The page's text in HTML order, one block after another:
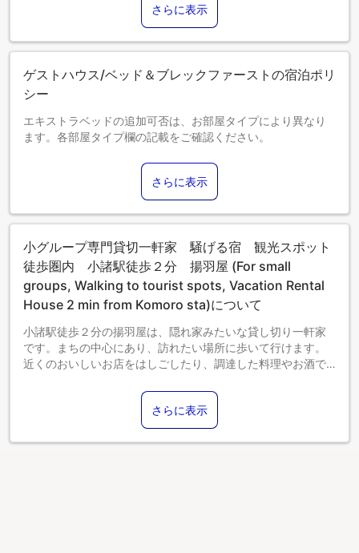
トロックドアの暗証番号などセルフチェックインに必要な情
駐車場のご利用の有無も事前にお知らせください。
旅館業法により、宿泊施設には宿泊者名簿の保存義務がある
ため、ご協力のほどよろしくお願いいたします。
さらに表示
ゲストハウス/ベッド＆ブレックファーストの宿泊ポリ
シー
エキストラベッドの追加可否は、お部屋タイプにより異なり
ます。各部屋タイプ欄の記載をご確認ください。
さらに表示
小グループ専門貸切一軒家 騒げる宿 観光スポット
徒歩圏内 小諸駅徒歩２分 揚羽屋 (For small
groups, Walking to tourist spots, Vacation Rental
House 2 min from Komoro sta)について
小諸駅徒歩２分の揚羽屋は、隠れ家みたいな貸し切り一軒家
です。まちの中心にあり、訪れたい場所に歩いて行けます。
近くのおいしいお店をはしごしたり、調達した料理やお酒で
いしいカフェなので、朝食も安心です。
さらに表示